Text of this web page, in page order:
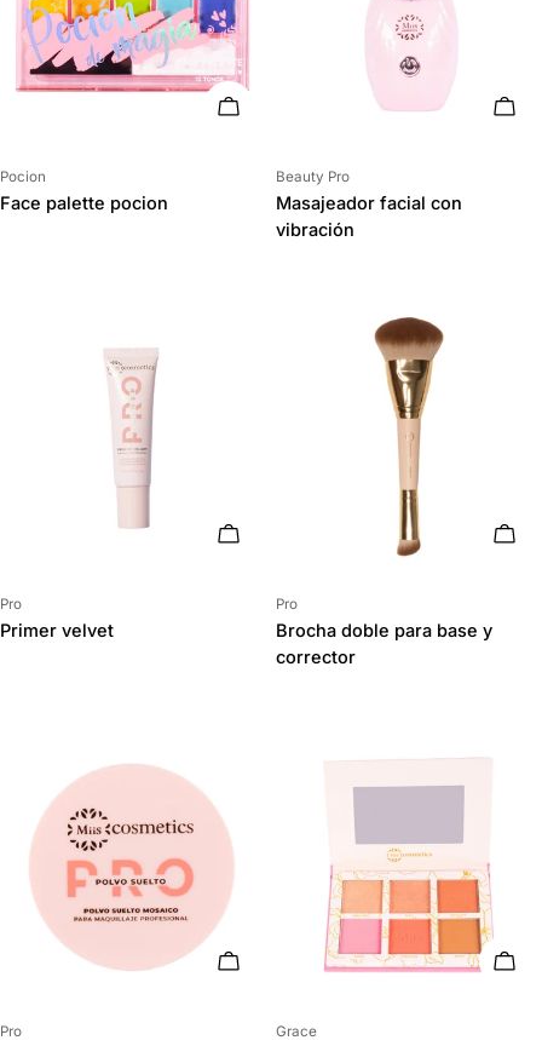
AÑADIR AL CARRITO
Proveedor:
Pocion
Face palette pocion
Proveedor:
Beauty Pro
Masajeador facial con
vibración
AÑADIR AL CARRITO
Proveedor:
Pro
Primer velvet
Proveedor:
Pro
Brocha doble para base y
corrector
AÑADIR AL CARRITO
Proveedor:
Pro Proveedor:
Grace